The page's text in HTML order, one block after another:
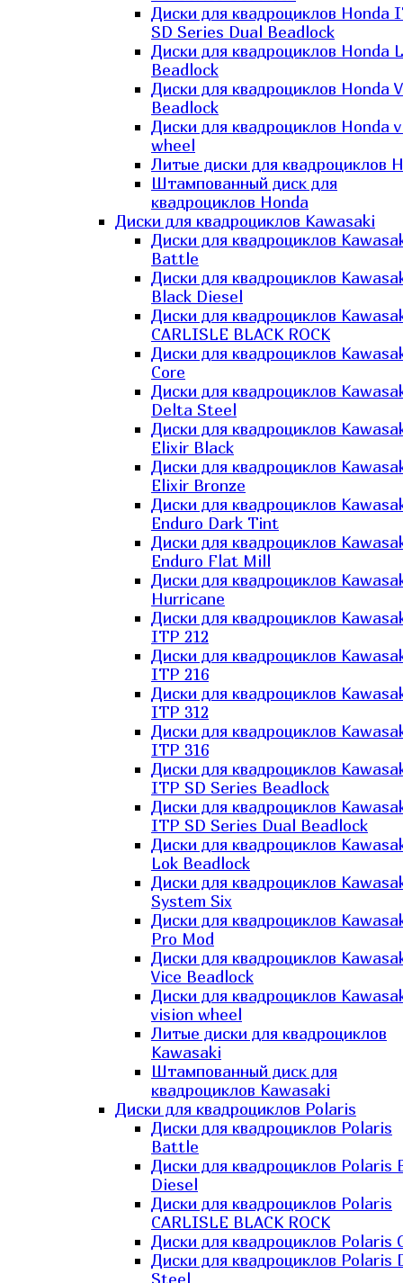
Диски для квадроциклов Honda
SD Series Dual Beadlock
Диски для квадроциклов Honda
Beadlock
Диски для квадроциклов Honda
Beadlock
Диски для квадроциклов Honda
wheel
Литые диски для квадроциклов
Штампованный диск для
квадроциклов Honda
Диски для квадроциклов Kawasaki
Диски для квадроциклов
Battle
Диски для квадроциклов
Black Diesel
Диски для квадроциклов
CARLISLE BLACK ROCK
Диски для квадроциклов
Core
Диски для квадроциклов
Delta Steel
Диски для квадроциклов
Elixir Black
Диски для квадроциклов
Elixir Bronze
Диски для квадроциклов
Enduro Dark Tint
Диски для квадроциклов
Enduro Flat Mill
Диски для квадроциклов
Hurricane
Диски для квадроциклов
ITP 212
Диски для квадроциклов
ITP 216
Диски для квадроциклов
ITP 312
Диски для квадроциклов
ITP 316
Диски для квадроциклов
ITP SD Series Beadlock
Диски для квадроциклов
ITP SD Series Dual Beadlock
Диски для квадроциклов
Lok Beadlock
Диски для квадроциклов
System Six
Диски для квадроциклов
Pro Mod
Диски для квадроциклов
Vice Beadlock
Диски для квадроциклов
vision wheel
Литые диски для квадроциклов
Kawasaki​
Штампованный диск для
квадроциклов Kawasaki​
Диски для квадроциклов Polaris
Диски для квадроциклов Polaris
Battle
Диски для квадроциклов Polaris
Diesel
Диски для квадроциклов Polaris
CARLISLE BLACK ROCK
Диски для квадроциклов Polaris
Диски для квадроциклов Polaris
Steel